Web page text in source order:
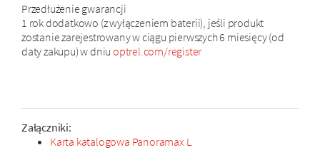
Przedłużenie gwarancji
1 rok dodatkowo (z wyłączeniem baterii), jeśli produkt
zostanie zarejestrowany w ciągu pierwszych 6 miesięcy (od
daty zakupu) w dniuoptrel.com/register
Załączniki:
Karta katalogowa Panoramax L